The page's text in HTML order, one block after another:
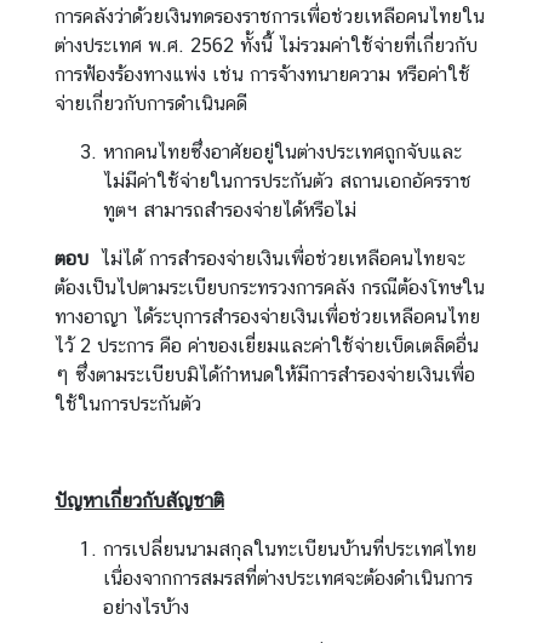
การคลังว่าด้วยเงินทดรองราชการเพื่อช่วยเหลือคนไทยใน
ต่างประเทศ พ.ศ. 2562 ทั้งนี้ ไม่รวมค่าใช้จ่ายที่เกี่ยวกับ
การฟ้องร้องทางแพ่ง เช่น การจ้างทนายความ หรือค่าใช้
จ่ายเกี่ยวกับการดำเนินคดี
หากคนไทยซึ่งอาศัยอยู่ในต่างประเทศถูกจับและ
ไม่มีค่าใช้จ่ายในการประกันตัว สถานเอกอัครราช
ทูตฯ สามารถสำรองจ่ายได้หรือไม่
ตอบ ไม่ได้ การสำรองจ่ายเงินเพื่อช่วยเหลือคนไทยจะ
ต้องเป็นไปตามระเบียบกระทรวงการคลัง กรณีต้องโทษใน
ทางอาญา ได้ระบุการสำรองจ่ายเงินเพื่อช่วยเหลือคนไทย
ไว้ 2 ประการ คือ ค่าของเยี่ยมและค่าใช้จ่ายเบ็ดเตล็ดอื่น
ๆ ซึ่งตามระเบียบมิได้กำหนดให้มีการสำรองจ่ายเงินเพื่อ
ใช้ในการประกันตัว
ปัญหาเกี่ยวกับสัญชาติ
การเปลี่ยนนามสกุลในทะเบียนบ้านที่ประเทศไทย
เนื่องจากการสมรสที่ต่างประเทศจะต้องดำเนินการ
อย่างไรบ้าง